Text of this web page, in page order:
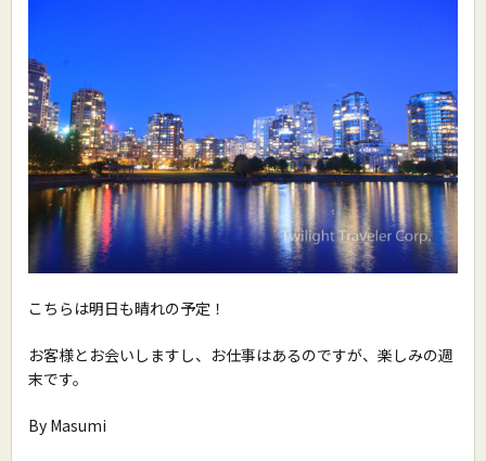
こちらは明日も晴れの予定！
お客様とお会いしますし、お仕事はあるのですが、楽しみの週
末です。
By Masumi